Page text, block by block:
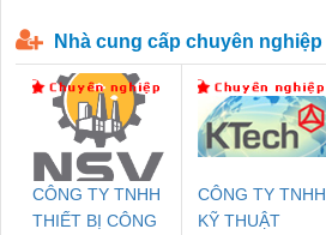
Nhà cung cấp chuyên nghiệp
CÔNG TY TNHH
THIẾT BỊ CÔNG
CÔNG TY TNHH
KỸ THUẬT